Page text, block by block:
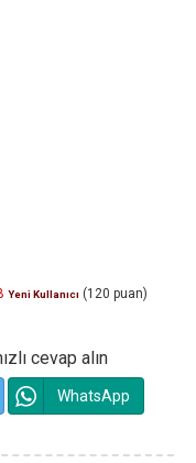
Yeni Kullanıcı (120 puan)
cevap alın
WhatsApp